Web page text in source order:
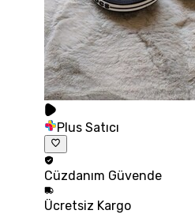
Plus Satıcı
Cüzdanım Güvende
Ücretsiz Kargo